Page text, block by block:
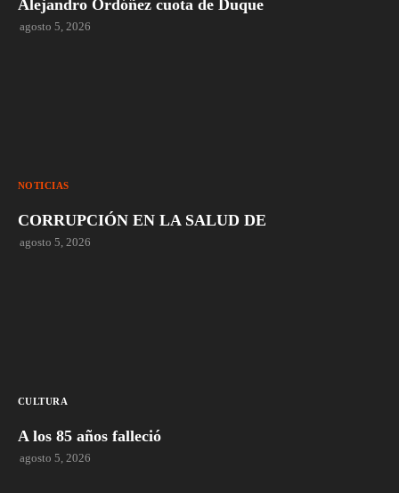
Alejandro Ordóñez cuota de Duque
agosto 5, 2026
NOTICIAS
CORRUPCIÓN EN LA SALUD DE
agosto 5, 2026
CULTURA
A los 85 años falleció
agosto 5, 2026